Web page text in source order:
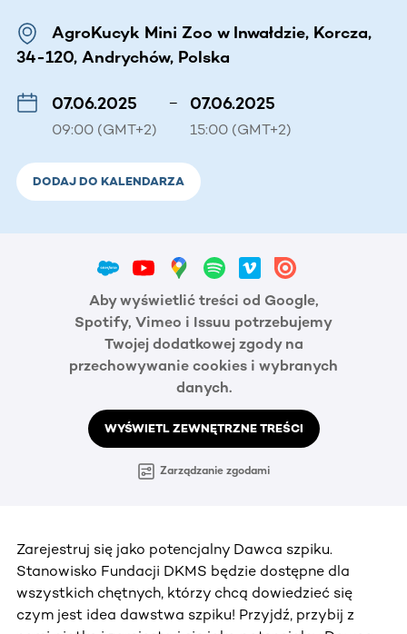
AgroKucyk Mini Zoo w Inwałdzie, Korcza,
34-120, Andrychów, Polska
07.06.2025
09:00 (GMT+2)
– 07.06.2025
15:00 (GMT+2)
DODAJ DO KALENDARZA
Aby wyświetlić treści od Google,
Spotify, Vimeo i Issuu potrzebujemy
Twojej dodatkowej zgody na
przechowywanie cookies i wybranych
danych.
WYŚWIETL ZEWNĘTRZNE TREŚCI
Zarządzanie zgodami
Zarejestruj się jako potencjalny Dawca szpiku.
Stanowisko Fundacji DKMS będzie dostępne dla
wszystkich chętnych, którzy chcą dowiedzieć się
czym jest idea dawstwa szpiku! Przyjdź, przybij z